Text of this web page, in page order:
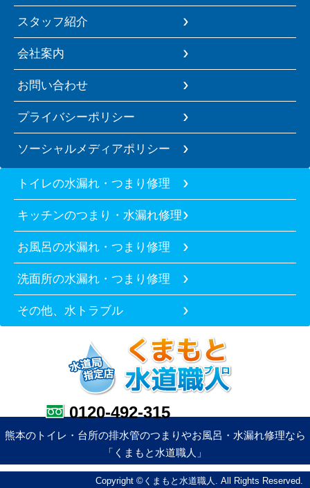
スタッフ紹介
会社案内
お問い合わせ
プライバシーポリシー
ソーシャルメディアポリシー
トイレの水漏れ・つまり修理
キッチンのつまり・水漏れ修理
お風呂の水漏れ・つまり修理
洗面所の水漏れ・つまり修理
その他、水トラブル
0120-492-315
熊本のトイレ・台所の排水管のつまりやお風呂・水漏れ修理なら
「くまもと水道職人」
Copyright ©くまもと水道職人. All Rights Reserved.